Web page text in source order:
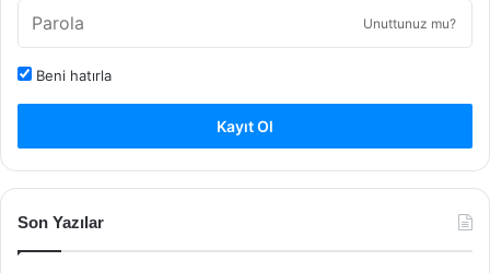
Unuttunuz mu?
Beni hatırla
Kayıt Ol
Son Yazılar